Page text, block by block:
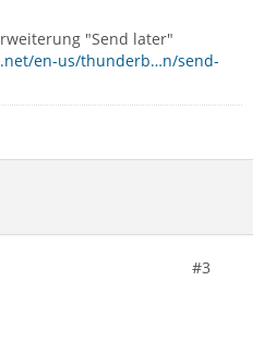
"Send later"
en-us/thunderb…n/send-
#3